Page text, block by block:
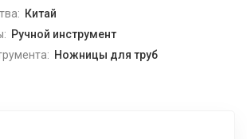
Китай
Ручной инструмент
Ножницы для труб